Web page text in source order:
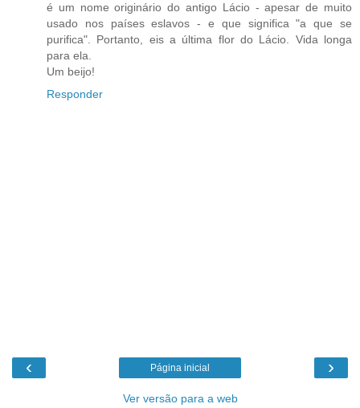
é um nome originário do antigo Lácio - apesar de muito
usado nos países eslavos - e que significa "a que se
purifica". Portanto, eis a última flor do Lácio. Vida longa
para ela.
Um beijo!
Responder
‹ ›
Página inicial
Ver versão para a web